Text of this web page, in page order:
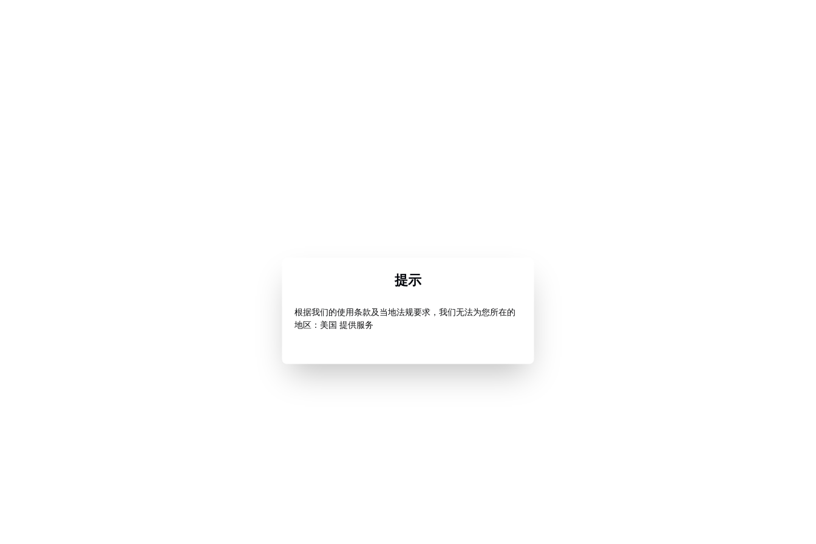
提示
根据我们的使用条款及当地法规要求，我们无法为您所在的
地区：美国 提供服务